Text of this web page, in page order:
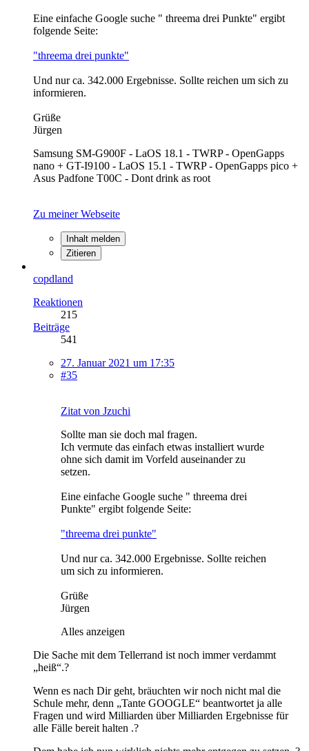
Eine einfache Google suche " threema drei Punkte" ergibt
folgende Seite:
"threema drei punkte"
Und nur ca. 342.000 Ergebnisse. Sollte reichen um sich zu
informieren.
Grüße
Jürgen
Samsung SM-G900F - LaOS 18.1 - TWRP - OpenGapps
nano + GT-I9100 - LaOS 15.1 - TWRP - OpenGapps pico +
Asus Padfone T00C - Dont drink as root
Zu meiner Webseite
Inhalt melden
Zitieren
copdland
Reaktionen
215
Beiträge
541
27. Januar 2021 um 17:35
#35
Zitat von Jzuchi
Sollte man sie doch mal fragen.
Ich vermute das einfach etwas installiert wurde
ohne sich damit im Vorfeld auseinander zu
setzen.
Eine einfache Google suche " threema drei
Punkte" ergibt folgende Seite:
"threema drei punkte"
Und nur ca. 342.000 Ergebnisse. Sollte reichen
um sich zu informieren.
Grüße
Jürgen
Alles anzeigen
Die Sache mit dem Tellerrand ist noch immer verdammt
„heiß“.?
Wenn es nach Dir geht, bräuchten wir noch nicht mal die
Schule mehr, denn „Tante GOOGLE“ beantwortet ja alle
Fragen und wird Milliarden über Milliarden Ergebnisse für
alle Fälle bereit halten .?